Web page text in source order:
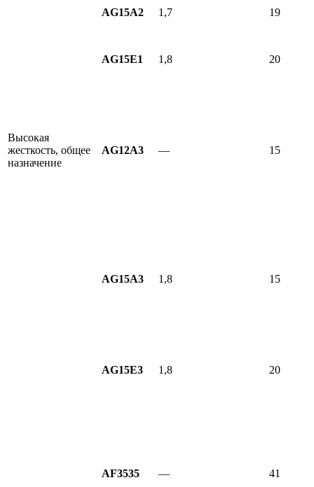
AG15A2 1,7 19
AG15E1 1,8 20
Высокая
жесткость, общее
назначение
AG12A3 — 15
AG15A3 1,8 15
AG15E3 1,8 20
AF3535 — 41